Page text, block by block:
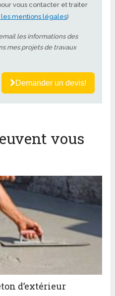
vous contacter et traiter
les mentions légales)
les informations des
mes projets de travaux
Demander un devis!
vous
d’extérieur